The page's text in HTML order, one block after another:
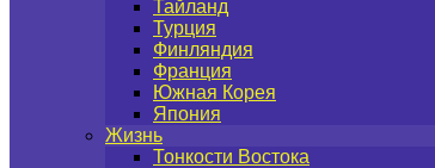
Тайланд
Турция
Финляндия
Франция
Южная Корея
Япония
Жизнь
Тонкости Востока